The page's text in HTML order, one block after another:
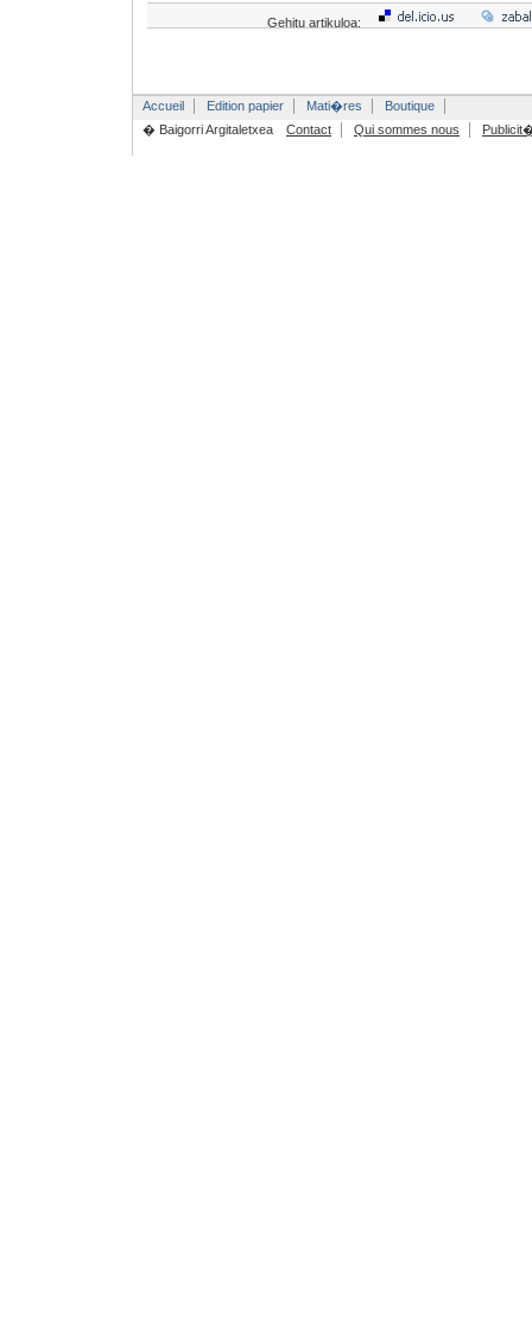
Gehitu artikuloa:
Accueil Edition papier Mati�res
Boutique
� Baigorri Argitaletxea
Contact Qui sommes nous